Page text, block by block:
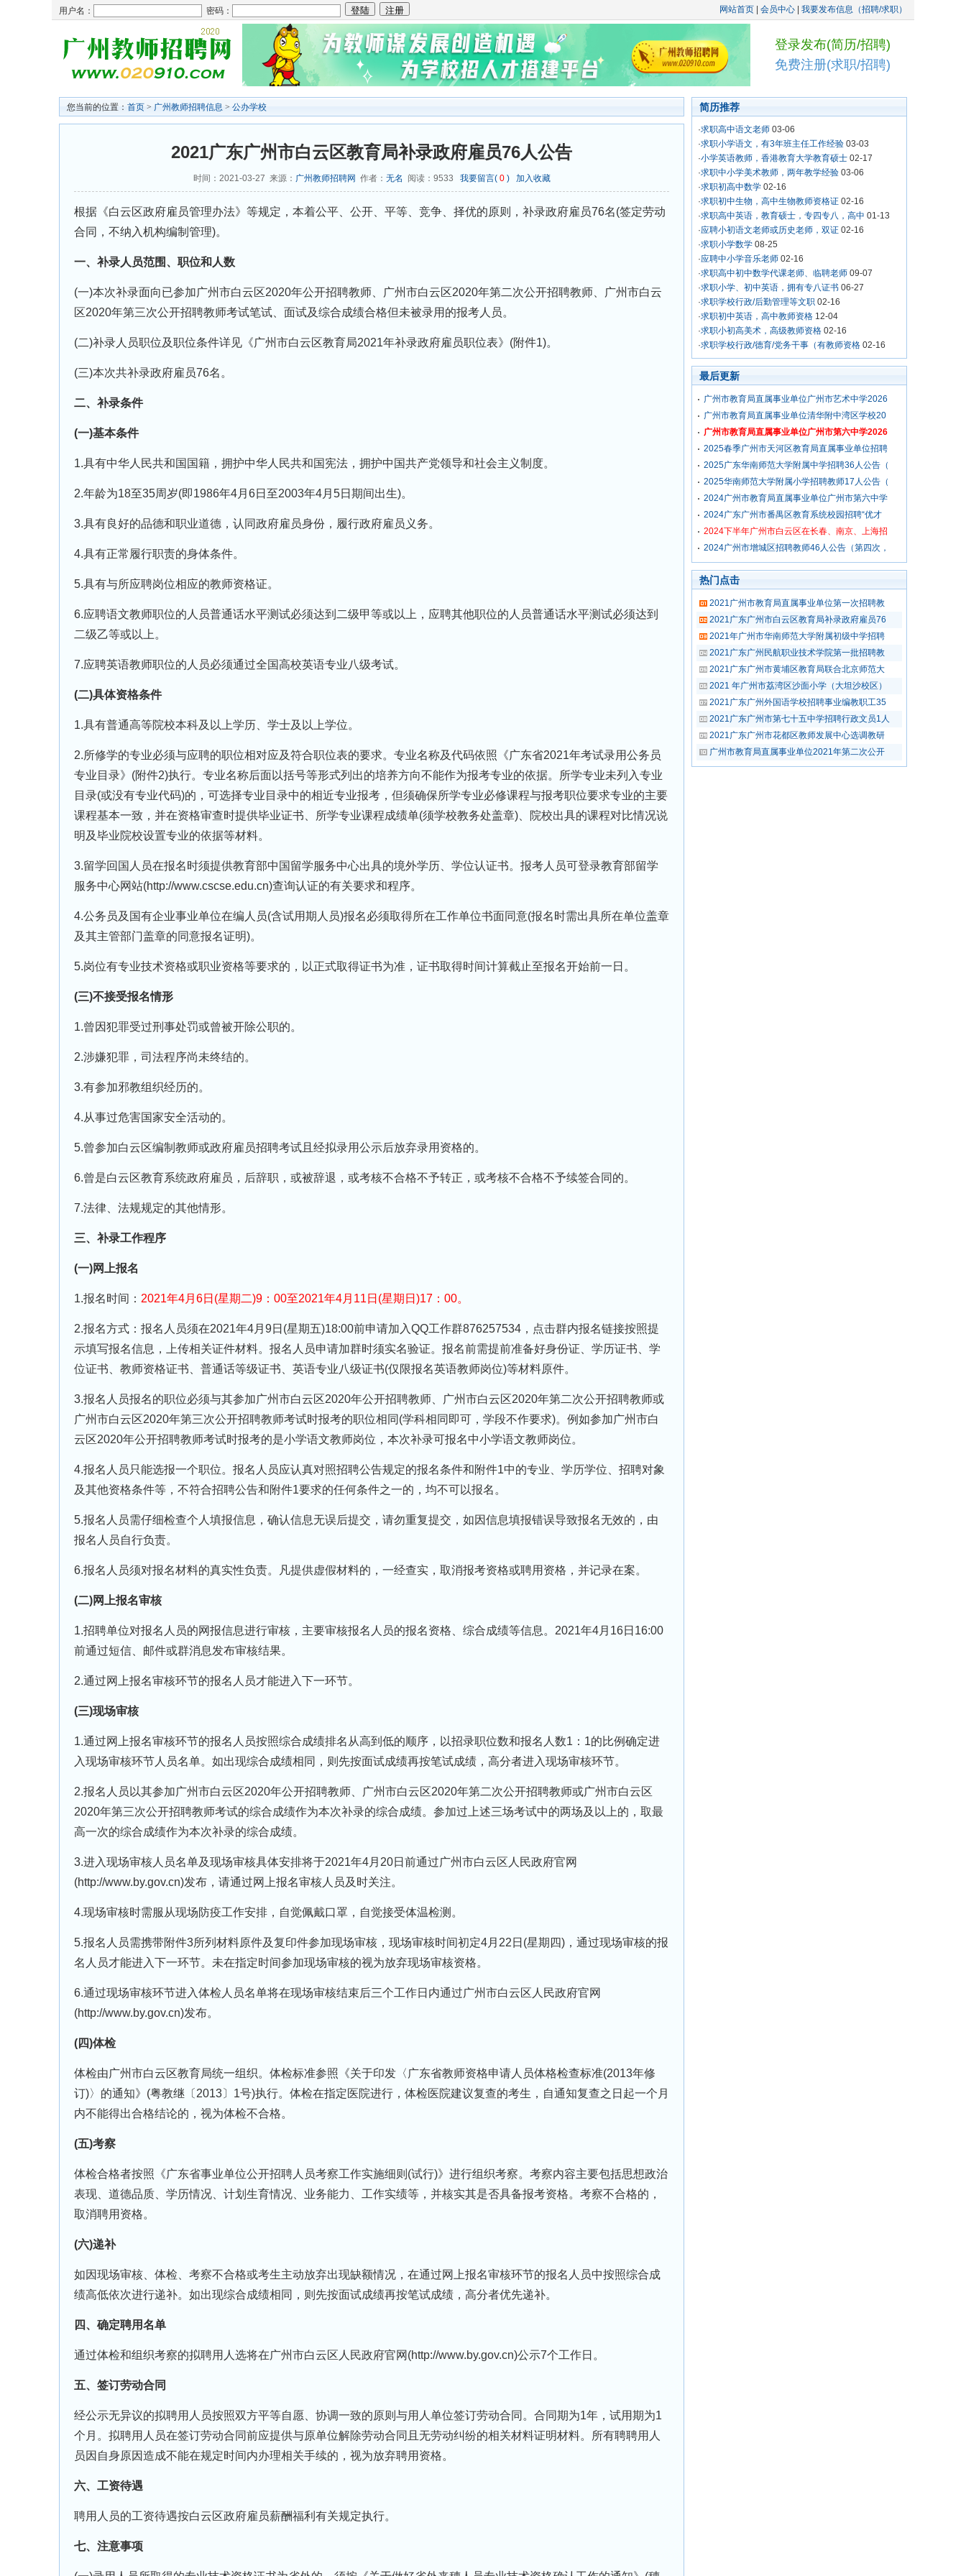
用户名： 密码： 网站首页 会员中心 我要发布信息（招聘/求职）
登录发布(简历/招聘)
免费注册(求职/招聘)
您当前的位置： 首页 > 广州教师招聘信息 > 公办学校
2021广东广州市白云区教育局补录政府雇员76人公告
时间：2021-03-27 来源： 广州教师招聘网 作者： 无名 阅读： 9533 我要留言( 0) 加入收藏
根据《白云区政府雇员管理办法》等规定，本着公平、公开、平等、竞争、择优的原则，补录政府雇员76名(签定劳动
合同，不纳入机构编制管理)。
一、补录人员范围、职位和人数
(一)本次补录面向已参加广州市白云区2020年公开招聘教师、广州市白云区2020年第二次公开招聘教师、广州市白云
区2020年第三次公开招聘教师考试笔试、面试及综合成绩合格但未被录用的报考人员。
(二)补录人员职位及职位条件详见《广州市白云区教育局2021年补录政府雇员职位表》(附件1)。
(三)本次共补录政府雇员76名。
二、补录条件
(一)基本条件
1.具有中华人民共和国国籍，拥护中华人民共和国宪法，拥护中国共产党领导和社会主义制度。
2.年龄为18至35周岁(即1986年4月6日至2003年4月5日期间出生)。
3.具有良好的品德和职业道德，认同政府雇员身份，履行政府雇员义务。
4.具有正常履行职责的身体条件。
5.具有与所应聘岗位相应的教师资格证。
6.应聘语文教师职位的人员普通话水平测试必须达到二级甲等或以上，应聘其他职位的人员普通话水平测试必须达到
二级乙等或以上。
7.应聘英语教师职位的人员必须通过全国高校英语专业八级考试。
(二)具体资格条件
1.具有普通高等院校本科及以上学历、学士及以上学位。
2.所修学的专业必须与应聘的职位相对应及符合职位表的要求。专业名称及代码依照《广东省2021年考试录用公务员
专业目录》(附件2)执行。专业名称后面以括号等形式列出的培养方向不能作为报考专业的依据。所学专业未列入专业
目录(或没有专业代码)的，可选择专业目录中的相近专业报考，但须确保所学专业必修课程与报考职位要求专业的主要
课程基本一致，并在资格审查时提供毕业证书、所学专业课程成绩单(须学校教务处盖章)、院校出具的课程对比情况说
明及毕业院校设置专业的依据等材料。
3.留学回国人员在报名时须提供教育部中国留学服务中心出具的境外学历、学位认证书。报考人员可登录教育部留学
服务中心网站(http://www.cscse.edu.cn)查询认证的有关要求和程序。
4.公务员及国有企业事业单位在编人员(含试用期人员)报名必须取得所在工作单位书面同意(报名时需出具所在单位盖章
及其主管部门盖章的同意报名证明)。
5.岗位有专业技术资格或职业资格等要求的，以正式取得证书为准，证书取得时间计算截止至报名开始前一日。
(三)不接受报名情形
1.曾因犯罪受过刑事处罚或曾被开除公职的。
2.涉嫌犯罪，司法程序尚未终结的。
3.有参加邪教组织经历的。
4.从事过危害国家安全活动的。
5.曾参加白云区编制教师或政府雇员招聘考试且经拟录用公示后放弃录用资格的。
6.曾是白云区教育系统政府雇员，后辞职，或被辞退，或考核不合格不予转正，或考核不合格不予续签合同的。
7.法律、法规规定的其他情形。
三、补录工作程序
(一)网上报名
1.报名时间： 2021年4月6日(星期二)9：00至2021年4月11日(星期日)17：00。
2.报名方式：报名人员须在2021年4月9日(星期五)18:00前申请加入QQ工作群876257534，点击群内报名链接按照提
示填写报名信息，上传相关证件材料。报名人员申请加群时须实名验证。报名前需提前准备好身份证、学历证书、学
位证书、教师资格证书、普通话等级证书、英语专业八级证书(仅限报名英语教师岗位)等材料原件。
3.报名人员报名的职位必须与其参加广州市白云区2020年公开招聘教师、广州市白云区2020年第二次公开招聘教师或
广州市白云区2020年第三次公开招聘教师考试时报考的职位相同(学科相同即可，学段不作要求)。例如参加广州市白
云区2020年公开招聘教师考试时报考的是小学语文教师岗位，本次补录可报名中小学语文教师岗位。
4.报名人员只能选报一个职位。报名人员应认真对照招聘公告规定的报名条件和附件1中的专业、学历学位、招聘对象
及其他资格条件等，不符合招聘公告和附件1要求的任何条件之一的，均不可以报名。
5.报名人员需仔细检查个人填报信息，确认信息无误后提交，请勿重复提交，如因信息填报错误导致报名无效的，由
报名人员自行负责。
6.报名人员须对报名材料的真实性负责。凡提供虚假材料的，一经查实，取消报考资格或聘用资格，并记录在案。
(二)网上报名审核
1.招聘单位对报名人员的网报信息进行审核，主要审核报名人员的报名资格、综合成绩等信息。2021年4月16日16:00
前通过短信、邮件或群消息发布审核结果。
2.通过网上报名审核环节的报名人员才能进入下一环节。
(三)现场审核
1.通过网上报名审核环节的报名人员按照综合成绩排名从高到低的顺序，以招录职位数和报名人数1：1的比例确定进
入现场审核环节人员名单。如出现综合成绩相同，则先按面试成绩再按笔试成绩，高分者进入现场审核环节。
2.报名人员以其参加广州市白云区2020年公开招聘教师、广州市白云区2020年第二次公开招聘教师或广州市白云区
2020年第三次公开招聘教师考试的综合成绩作为本次补录的综合成绩。参加过上述三场考试中的两场及以上的，取最
高一次的综合成绩作为本次补录的综合成绩。
3.进入现场审核人员名单及现场审核具体安排将于2021年4月20日前通过广州市白云区人民政府官网
(http://www.by.gov.cn)发布，请通过网上报名审核人员及时关注。
4.现场审核时需服从现场防疫工作安排，自觉佩戴口罩，自觉接受体温检测。
5.报名人员需携带附件3所列材料原件及复印件参加现场审核，现场审核时间初定4月22日(星期四)，通过现场审核的报
名人员才能进入下一环节。未在指定时间参加现场审核的视为放弃现场审核资格。
6.通过现场审核环节进入体检人员名单将在现场审核结束后三个工作日内通过广州市白云区人民政府官网
(http://www.by.gov.cn)发布。
(四)体检
体检由广州市白云区教育局统一组织。体检标准参照《关于印发〈广东省教师资格申请人员体格检查标准(2013年修
订)〉的通知》(粤教继〔2013〕1号)执行。体检在指定医院进行，体检医院建议复查的考生，自通知复查之日起一个月
内不能得出合格结论的，视为体检不合格。
(五)考察
体检合格者按照《广东省事业单位公开招聘人员考察工作实施细则(试行)》进行组织考察。考察内容主要包括思想政治
表现、道德品质、学历情况、计划生育情况、业务能力、工作实绩等，并核实其是否具备报考资格。考察不合格的，
取消聘用资格。
(六)递补
如因现场审核、体检、考察不合格或考生主动放弃出现缺额情况，在通过网上报名审核环节的报名人员中按照综合成
绩高低依次进行递补。如出现综合成绩相同，则先按面试成绩再按笔试成绩，高分者优先递补。
四、确定聘用名单
通过体检和组织考察的拟聘用人选将在广州市白云区人民政府官网(http://www.by.gov.cn)公示7个工作日。
五、签订劳动合同
经公示无异议的拟聘用人员按照双方平等自愿、协调一致的原则与用人单位签订劳动合同。合同期为1年，试用期为1
个月。拟聘用人员在签订劳动合同前应提供与原单位解除劳动合同且无劳动纠纷的相关材料证明材料。所有聘聘用人
员因自身原因造成不能在规定时间内办理相关手续的，视为放弃聘用资格。
六、工资待遇
聘用人员的工资待遇按白云区政府雇员薪酬福利有关规定执行。
七、注意事项
简历推荐
·求职高中语文老师 03-06
·求职小学语文，有3年班主任工作经验 03-03
·小学英语教师，香港教育大学教育硕士 02-17
·求职中小学美术教师，两年教学经验 03-06
·求职初高中数学 02-16
·求职初中生物，高中生物教师资格证 02-16
·求职高中英语，教育硕士，专四专八，高中 01-13
·应聘小初语文老师或历史老师，双证 02-16
·求职小学数学 08-25
·应聘中小学音乐老师 02-16
·求职高中初中数学代课老师、临聘老师 09-07
·求职小学、初中英语，拥有专八证书 06-27
·求职学校行政/后勤管理等文职 02-16
·求职初中英语，高中教师资格 12-04
·求职小初高美术，高级教师资格 02-16
·求职学校行政/德育/党务干事（有教师资格 02-16
最后更新
广州市教育局直属事业单位广州市艺术中学2026
广州市教育局直属事业单位清华附中湾区学校20
广州市教育局直属事业单位广州市第六中学2026
2025春季广州市天河区教育局直属事业单位招聘
2025广东华南师范大学附属中学招聘36人公告（
2025华南师范大学附属小学招聘教师17人公告（
2024广州市教育局直属事业单位广州市第六中学
2024广东广州市番禺区教育系统校园招聘“优才
2024下半年广州市白云区在长春、南京、上海招
2024广州市增城区招聘教师46人公告（第四次，
热门点击
2021广州市教育局直属事业单位第一次招聘教
2021广东广州市白云区教育局补录政府雇员76
2021年广州市华南师范大学附属初级中学招聘
2021广东广州民航职业技术学院第一批招聘教
2021广东广州市黄埔区教育局联合北京师范大
2021 年广州市荔湾区沙面小学（大坦沙校区）
2021广东广州外国语学校招聘事业编教职工35
2021广东广州市第七十五中学招聘行政文员1人
2021广东广州市花都区教师发展中心选调教研
广州市教育局直属事业单位2021年第二次公开